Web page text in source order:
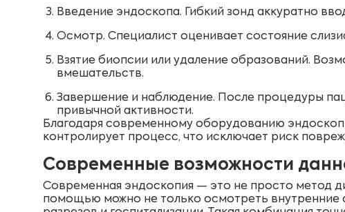
Введение эндоскопа. Гибкий зонд аккуратно
Осмотр. Специалист оценивает состояние
Взятие биопсии или удаление образований.
вмешательств.
Завершение и наблюдение. После процедуры
привычной активности.
Благодаря современному оборудованию
контролирует процесс, что исключает риск
Современные возможности
Современная эндоскопия — это не просто метод
помощью можно не только осмотреть внутренние